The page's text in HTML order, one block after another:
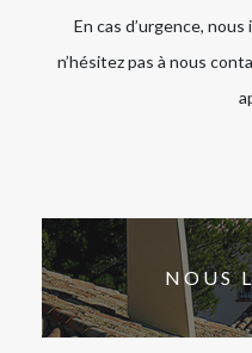
En cas d’urgence,
n’hésitez pas à nous
NOUS